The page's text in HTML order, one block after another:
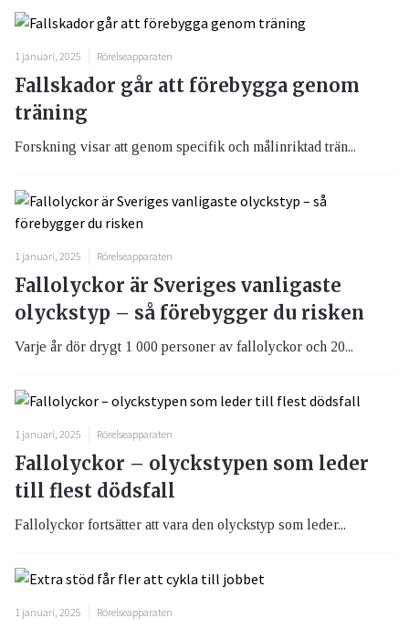
1 januari, 2025 Rörelseapparaten
Fallskador går att förebygga genom
träning
Forskning visar att genom specifik och målinriktad trän...
1 januari, 2025 Rörelseapparaten
Fallolyckor är Sveriges vanligaste
olyckstyp – så förebygger du risken
Varje år dör drygt 1 000 personer av fallolyckor och 20...
1 januari, 2025 Rörelseapparaten
Fallolyckor – olyckstypen som leder
till flest dödsfall
Fallolyckor fortsätter att vara den olyckstyp som leder...
1 januari, 2025 Rörelseapparaten